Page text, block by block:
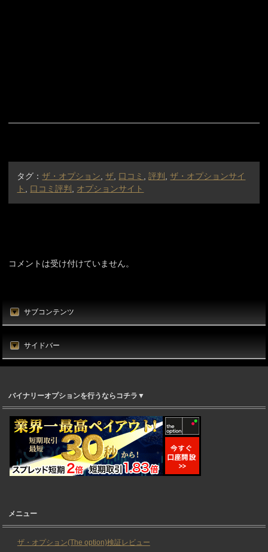
タグ：ザ・オプション ,ザ 口コミ ,評判 ,ザ・オプションサイ
ト
口コミ評判 オプションサイト
コメントは受け付けていません。
サブコンテンツ
サイドバー
バイナリーオプションを行うならコチラ▼
メニュー
ザ・オプション(The option)検証レビュー